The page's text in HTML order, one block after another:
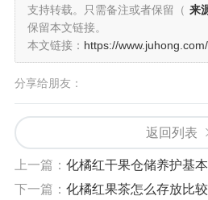
支持转载。只需备注或者保留（ 来
保留本文链接。
本文链接： https://
分享给朋友：
返回列表
上一篇： 化橘红干果仓储养护基
下一篇： 化橘红果茶怎么存放比较